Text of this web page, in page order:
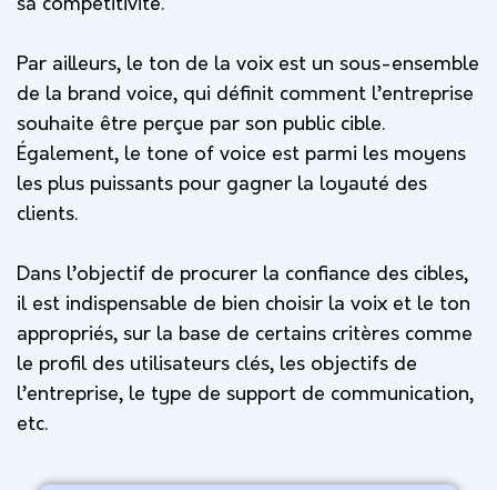
Par ailleurs, le ton de la voix est un sous-ensemble
de la brand voice, qui définit comment l’entreprise
souhaite être perçue par son public cible.
Également, le tone of voice est parmi les moyens
les plus puissants pour gagner la loyauté des
clients.
Dans l’objectif de procurer la confiance des cibles,
il est indispensable de bien choisir la voix et le ton
appropriés, sur la base de certains critères comme
le profil des utilisateurs clés, les objectifs de
l’entreprise, le type de support de communication,
etc.